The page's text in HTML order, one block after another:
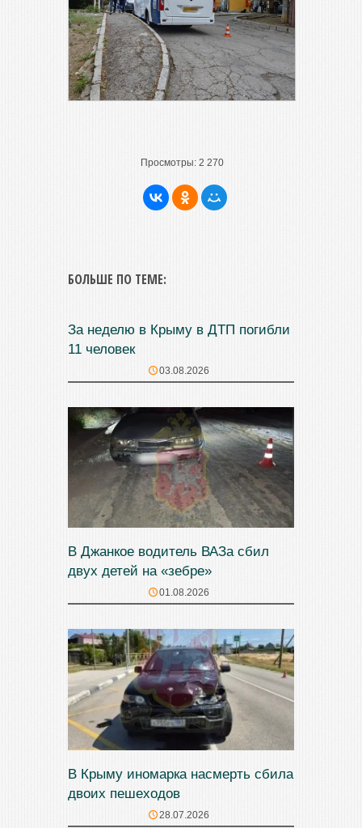
Просмотры: 2 270
БОЛЬШЕ ПО ТЕМЕ:
За неделю в Крыму в ДТП погибли
11 человек
03.08.2026
В Джанкое водитель ВАЗа сбил
двух детей на «зебре»
01.08.2026
В Крыму иномарка насмерть сбила
двоих пешеходов
28.07.2026